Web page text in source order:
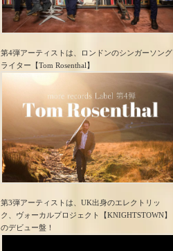
第4弾アーティストは、ロンドンのシンガーソング
ライター【Tom Rosenthal】
第3弾アーティストは、UK出身のエレクトリッ
ク、ヴォーカルプロジェクト【KNIGHTSTOWN】
のデビュー盤！